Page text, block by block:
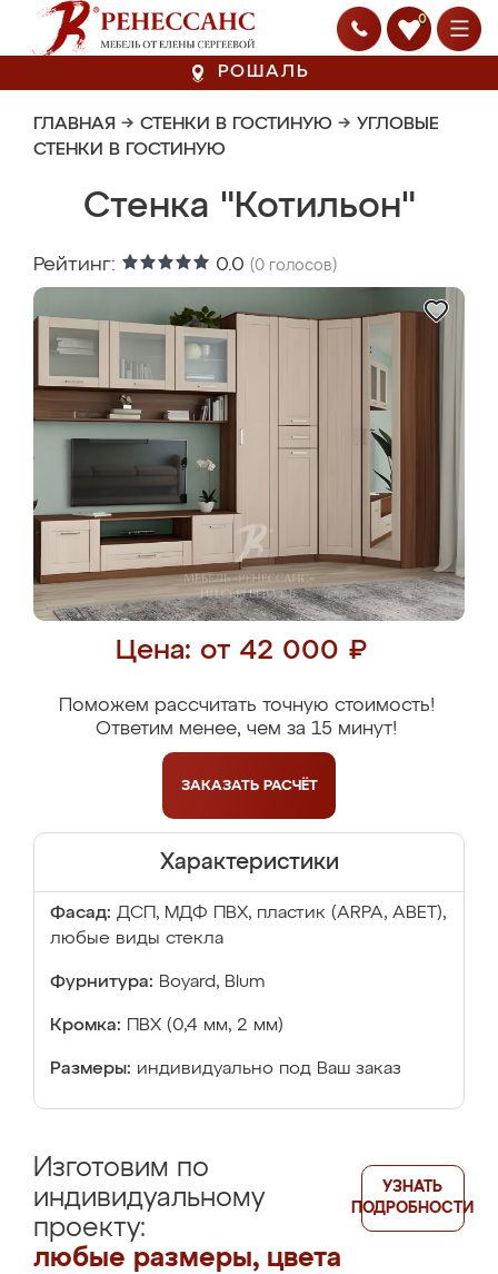
0
РОШАЛЬ
ГЛАВНАЯ → СТЕНКИ В ГОСТИНУЮ → УГЛОВЫЕ
СТЕНКИ В ГОСТИНУЮ
Стенка "Котильон"
Рейтинг: 0.0 (0 голосов)
Цена: от 42 000 ₽
Поможем рассчитать точную стоимость!
Ответим менее, чем за 15 минут!
ЗАКАЗАТЬ РАСЧЁТ
Характеристики
Фасад: ДСП, МДФ ПВХ, пластик (ARPA, ABET),
любые виды стекла
Фурнитура: Boyard, Blum
Кромка: ПВХ (0,4 мм, 2 мм)
Размеры: индивидуально под Ваш заказ
Изготовим по
индивидуальному
проекту:
любые размеры, цвета
УЗНАТЬ
ПОДРОБНОСТИ